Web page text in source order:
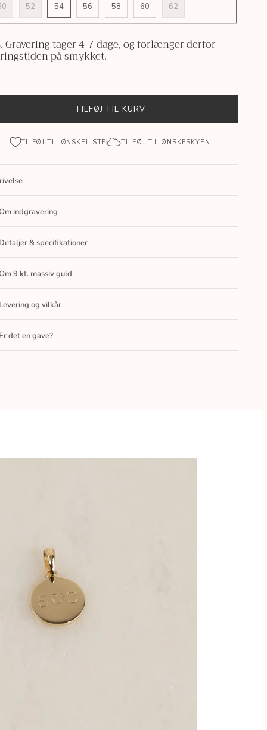
52 54 56 58 60 62
Gravering tager 4-7 dage, og forlænger derfor
på smykket.
TILFØJ TIL KURV
TILFØJ TIL ØNSKELISTE TILFØJ TIL ØNSKESKYEN
indgravering
Detaljer & specifikationer
9 kt. massiv guld
Levering og vilkår
Er det en gave?